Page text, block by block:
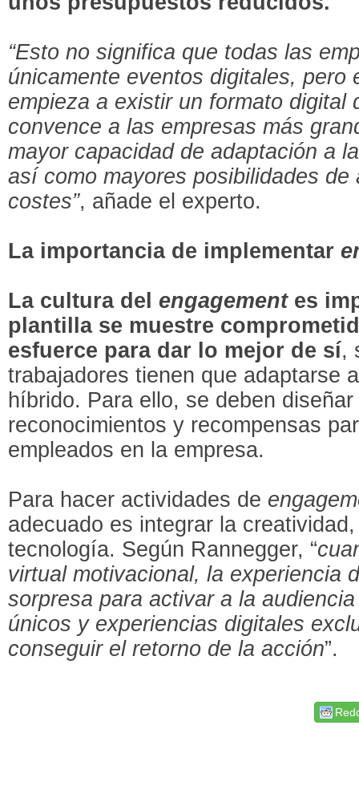
“Esto no significa que todas las
únicamente eventos digitales, pero
empieza a existir un formato digital
convence a las empresas más
mayor capacidad de adaptación a
así como mayores posibilidades de
costes”, añade el experto.
La importancia de implementar
La cultura delengagementes
plantilla se muestre
esfuerce para dar lo mejor de sí,
trabajadores tienen que adaptarse
híbrido. Para ello, se deben
reconocimientos y recompensas
empleados en la empresa.
Para hacer actividades de
adecuado es integrar la
tecnología. Según Rannegger, “
virtual motivacional, la experiencia
sorpresa para activar a la
únicos y experiencias digitales
conseguir el retorno de la acción”.